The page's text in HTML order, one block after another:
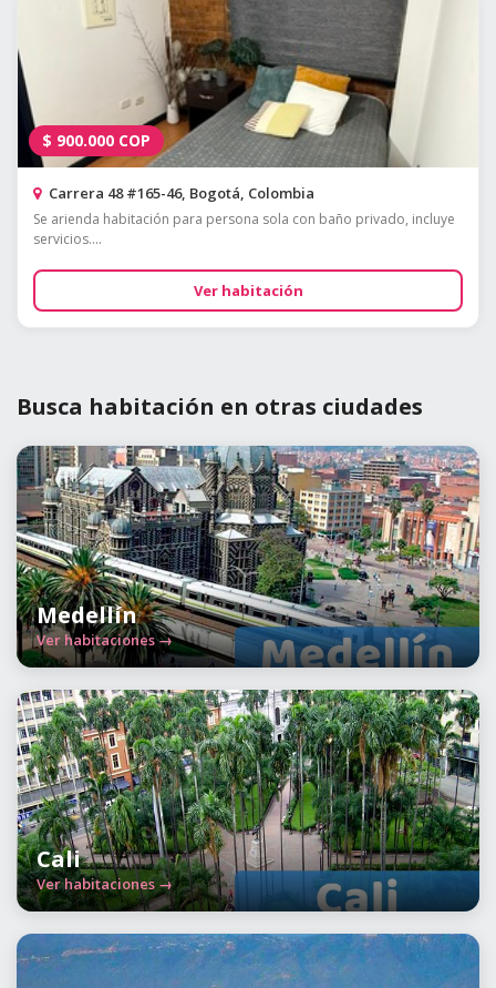
$ 900.000 COP
Carrera 48 #165-46, Bogotá, Colombia
Se arienda habitación para persona sola con baño privado, incluye
servicios....
Ver habitación
Busca habitación en otras ciudades
Medellín
Ver habitaciones →
Cali
Ver habitaciones →